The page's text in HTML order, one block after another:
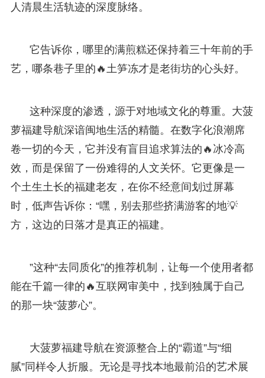
人清晨生活轨迹的深度脉络。
它告诉你，哪里的满煎糕还保持着三十年前的手
艺，哪条巷子里的🔥土笋冻才是老街坊的心头好。
这种深度的渗透，源于对地域文化的尊重。大菠
萝福建导航深谙闽地生活的精髓。在数字化浪潮席
卷一切的今天，它并没有盲目追求算法的🔥冰冷高
效，而是保留了一份难得的人文关怀。它更像是一
个土生土长的福建老友，在你不经意间划过屏幕
时，低声告诉你：“嘿，别去那些挤满游客的地💡
方，这边的日落才是真正的福建。
”这种“去同质化”的推荐机制，让每一个使用者都
能在千篇一律的🔥互联网审美中，找到独属于自己
的那一块“菠萝心”。
大菠萝福建导航在资源整合上的“霸道”与“细
腻”同样令人折服。无论是寻找本地最前沿的艺术展